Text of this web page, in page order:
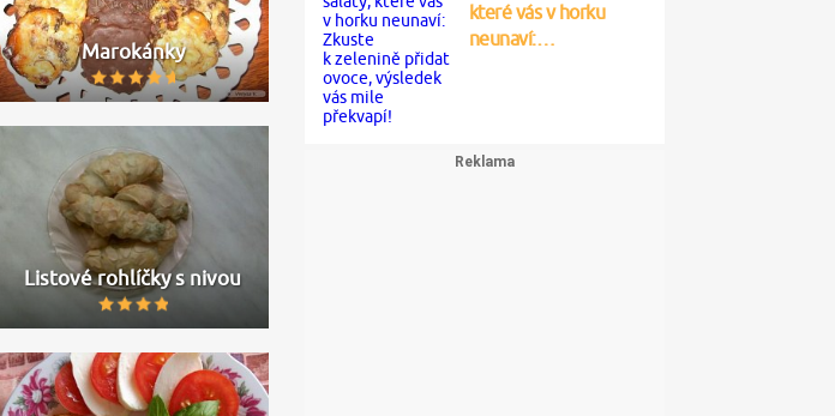
Marokánky
Listové rohlíčky s nivou
které vás v horku
neunaví:…